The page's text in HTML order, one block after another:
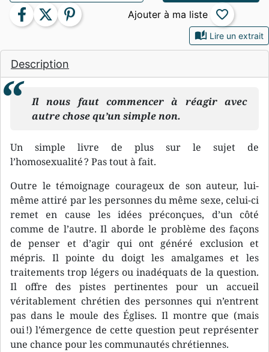
auto_stories Lire un extrait
Description
Il nous faut commencer à réagir avec
autre chose qu’un simple non.
Un simple livre de plus sur le sujet de
l’homosexualité ? Pas tout à fait.
Outre le témoignage courageux de son auteur, lui-
même attiré par les personnes du même sexe, celui-ci
remet en cause les idées préconçues, d’un côté
comme de l’autre. Il aborde le problème des façons
de penser et d’agir qui ont généré exclusion et
mépris. Il pointe du doigt les amalgames et les
traitements trop légers ou inadéquats de la question.
Il offre des pistes pertinentes pour un accueil
véritablement chrétien des personnes qui n’entrent
pas dans le moule des Églises. Il montre que (mais
oui !) l’émergence de cette question peut représenter
une chance pour les communautés chrétiennes.
facebook twitter pinterest favorite_border